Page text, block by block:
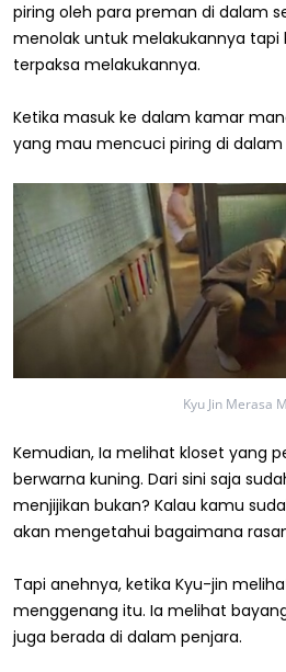
piring oleh para preman di dalam
menolak untuk melakukannya tapi
terpaksa melakukannya.
Ketika masuk ke dalam kamar
yang mau mencuci piring di
Kyu Jin Merasa
Kemudian, Ia melihat kloset yang
berwarna kuning. Dari sini saja
menjijikan bukan? Kalau kamu
akan mengetahui bagaimana
Tapi anehnya, ketika Kyu-jin
menggenang itu. Ia melihat
juga berada di dalam penjara.